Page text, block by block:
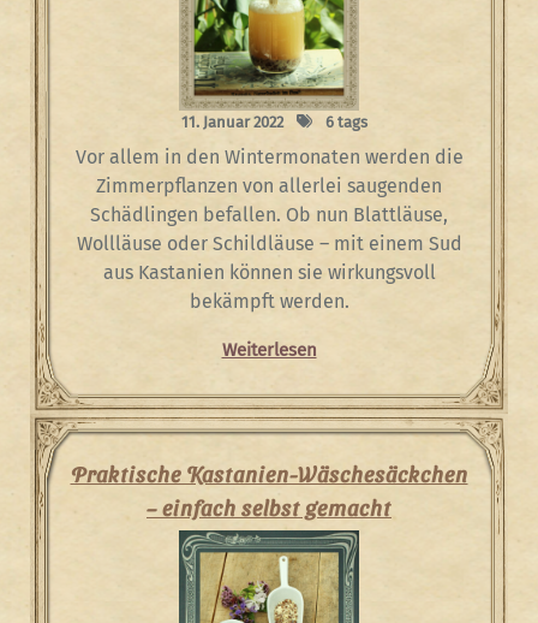
11. Januar 2022 6 tags
Vor allem in den Wintermonaten werden die
Zimmerpflanzen von allerlei saugenden
Schädlingen befallen. Ob nun Blattläuse,
Wollläuse oder Schildläuse – mit einem Sud
aus Kastanien können sie wirkungsvoll
bekämpft werden.
Weiterlesen
Praktische Kastanien-Wäschesäckchen
– einfach selbst gemacht